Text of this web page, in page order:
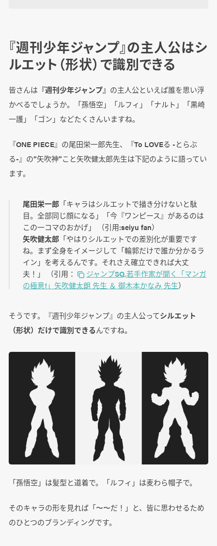
『週刊少年ジャンプ』の主人公はシ
ルエット（形状）で識別できる
皆さんは 『週刊少年ジャンプ』 の主人公といえば誰を思い浮
かべるでしょうか。「孫悟空」「ルフィ」「ナルト」「黒崎
一護」「ゴン」などたくさんいますね。
『ONE PIECE』の尾田栄一郎先生、『To LOVEる -とらぶ
る-』の“矢吹神”こと矢吹健太郎先生は下記のように語ってい
ます。
尾田栄一郎 「キャラはシルエットで描き分けないと駄
目。全部同じ顔になる」「今『ワンピース』があるのは
この一コマのおかげ」 （引用:seiyu fan）
矢吹健太郎 「やはりシルエットでの差別化が重要です
ね。まず全身をイメージして「輪郭だけで誰か分かるラ
イン」を考えるんです。それさえ確立できれば大丈
夫！」 （引用：
ジャンプSQ.若手作家が聞く「マンガ
の極意!」矢吹健太朗 先生 ＆ 御木本かなみ 先生）
そうです。『週刊少年ジャンプ』の主人公ってシルエット
（形状）だけで識別できるんですね。
「孫悟空」は髪型と道着で。「ルフィ」は麦わら帽子で。
そのキャラの形を見れば「〜〜だ！」と、皆に思わせるため
のひとつのブランディングです。